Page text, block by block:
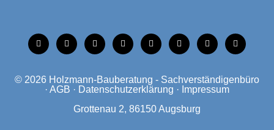
tiktok instagramfacebooklinkedinxing linkedinmobilemail
© 2026 Holzmann-Bauberatung - Sachverständigenbüro
· AGB · Datenschutzerklärung · Impressum
Grottenau 2, 86150 Augsburg